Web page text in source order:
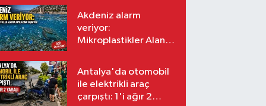
Akdeniz alarm
veriyor:
Mikroplastikler Alanya
Antalya'da otomobil
ile elektrikli araç
çarpıştı: 1'i ağır 2